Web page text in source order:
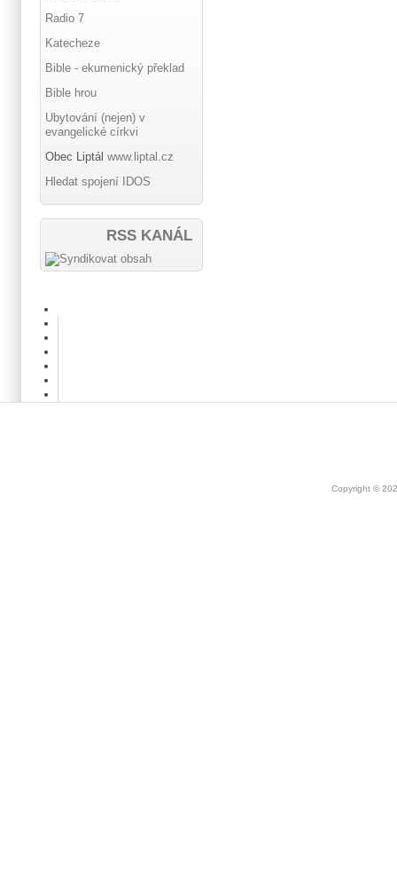
Radio 7
Katecheze
Bible - ekumenický překlad
Bible hrou
Ubytování (nejen) v
evangelické církvi
Obec Liptál www.liptal.cz
Hledat spojení IDOS
RSS KANÁL
Copyright ©